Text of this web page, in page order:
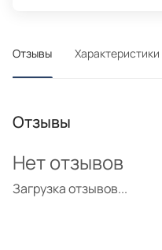
Отзывы Характеристики
Отзывы
Загрузка отзывов...
Нет отзывов